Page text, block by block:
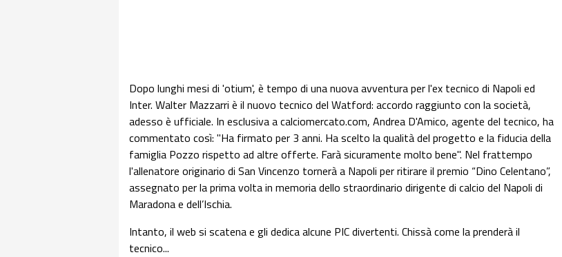
Dopo lunghi mesi di 'otium', è tempo di una nuova avventura per l'ex tecnico di Napoli ed
Inter. Walter Mazzarri è il nuovo tecnico del Watford: accordo raggiunto con la società,
adesso è ufficiale. In esclusiva a calciomercato.com, Andrea D'Amico, agente del tecnico, ha
commentato così: "Ha firmato per 3 anni. Ha scelto la qualità del progetto e la fiducia della
famiglia Pozzo rispetto ad altre offerte. Farà sicuramente molto bene". Nel frattempo
l'allenatore originario di San Vincenzo tornerà a Napoli per ritirare il premio “Dino Celentano”,
assegnato per la prima volta in memoria dello straordinario dirigente di calcio del Napoli di
Maradona e dell’Ischia.
Intanto, il web si scatena e gli dedica alcune PIC divertenti. Chissà come la prenderà il
tecnico...